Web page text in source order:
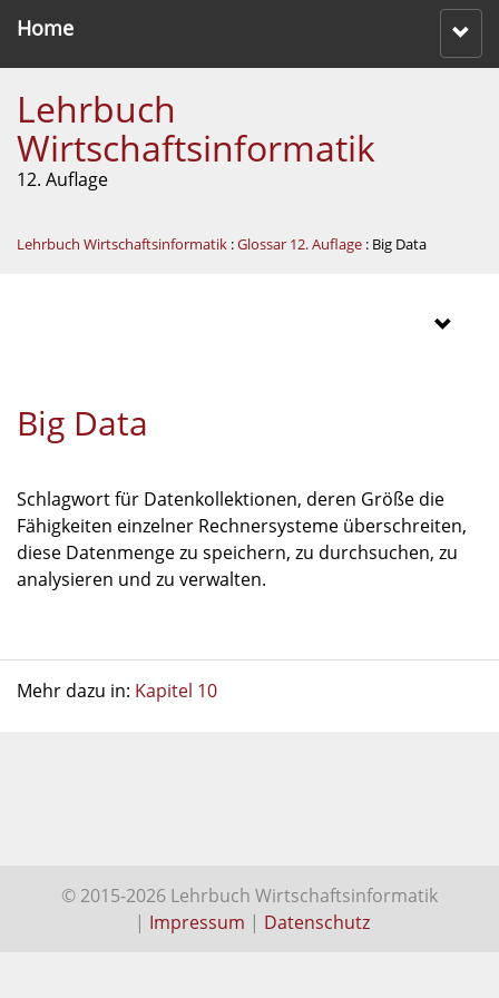
Home
Lehrbuch
Wirtschaftsinformatik
12. Auflage
Lehrbuch Wirtschaftsinformatik :Glossar 12. Auflage : Big Data
Big Data
Schlagwort für Datenkollektionen, deren Größe die
Fähigkeiten einzelner Rechnersysteme überschreiten,
diese Datenmenge zu speichern, zu durchsuchen, zu
analysieren und zu verwalten.
Mehr dazu in: Kapitel 10
© 2015-2026 Lehrbuch Wirtschaftsinformatik
| Impressum | Datenschutz